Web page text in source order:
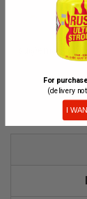
For
(delivery
I